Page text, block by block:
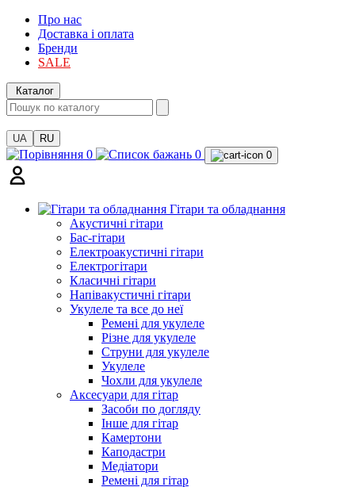
Про нас
Доставка і оплата
Бренди
SALE
Каталог
UA RU
0 0 0
Гітари та обладнання
Акустичні гітари
Бас-гітари
Електроакустичні гітари
Електрогітари
Класичні гітари
Напівакустичні гітари
Укулеле та все до неї
Ремені для укулеле
Різне для укулеле
Струни для укулеле
Укулеле
Чохли для укулеле
Аксесуари для гітар
Засоби по догляду
Інше для гітар
Камертони
Каподастри
Медіатори
Ремені для гітар